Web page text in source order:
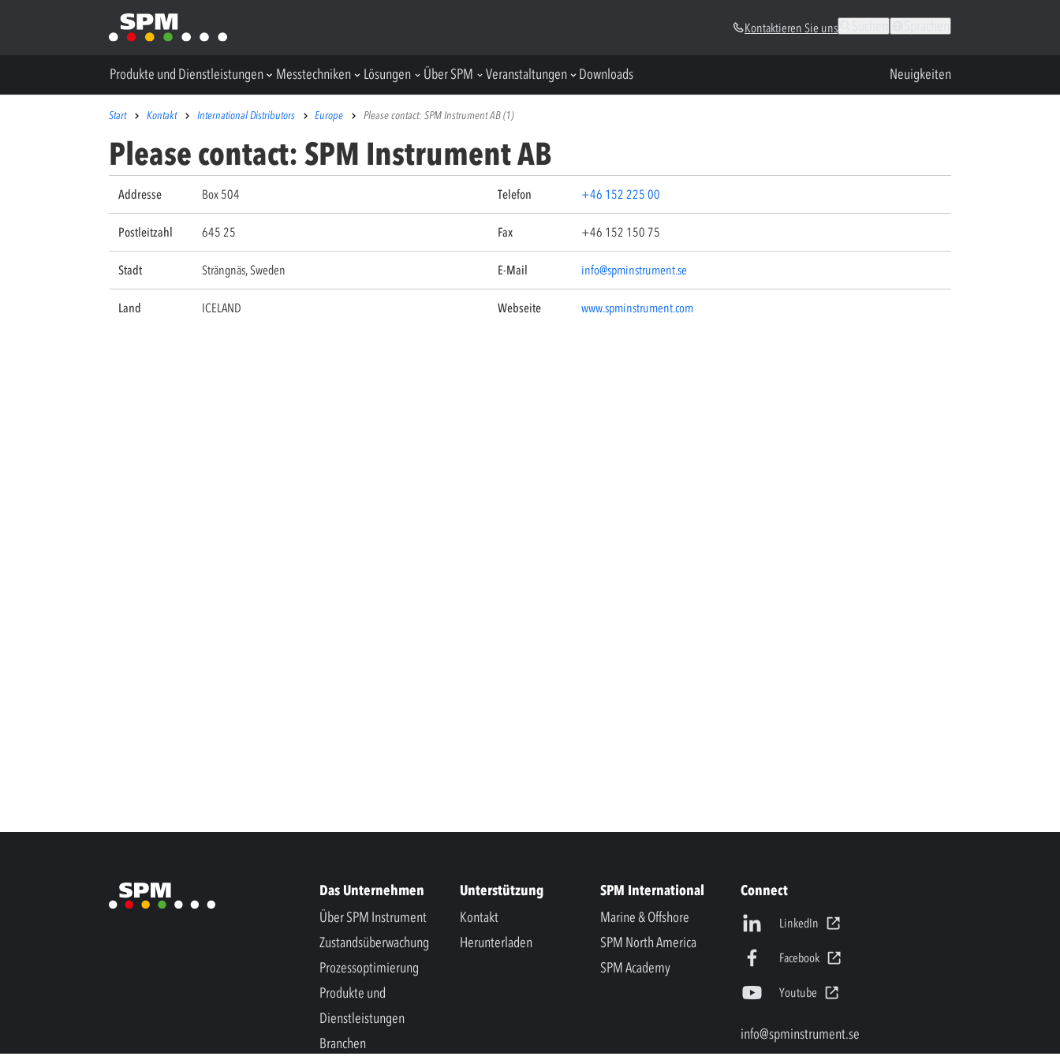
Kontaktieren Sie uns
Produkte und Dienstleistungen Messtechniken Lösungen Über SPM Veranstaltungen Downloads Neuigkeiten
Start Kontakt International Distributors Europe Please contact: SPM Instrument AB (1)
Please contact: SPM Instrument AB
Addresse Box 504 Telefon +46 152 225 00
Postleitzahl 645 25 Fax +46 152 150 75
Stadt Strängnäs, Sweden E-Mail info@spminstrument.se
Land ICELAND Webseite www.spminstrument.com
Das Unternehmen
Über SPM Instrument
Zustandsüberwachung
Prozessoptimierung
Produkte und
Dienstleistungen
Branchen
Unterstützung
Kontakt
Herunterladen
SPM International
Marine & Offshore
SPM North America
SPM Academy
Connect
LinkedIn
Facebook
Youtube
info@spminstrument.se